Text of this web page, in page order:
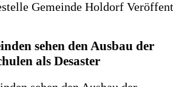
Gemeinde Holdorf
sehen den Ausbau der
als Desaster